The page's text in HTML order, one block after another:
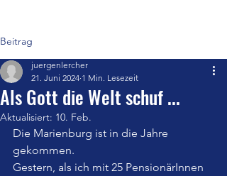
Beitrag
Als Gott die Welt schuf ...
juergenlercher
21. Juni 2024 1 Min. Lesezeit
Aktualisiert: 10. Feb.
Die Marienburg ist in die Jahre
gekommen.
Gestern, als ich mit 25 PensionärInnen